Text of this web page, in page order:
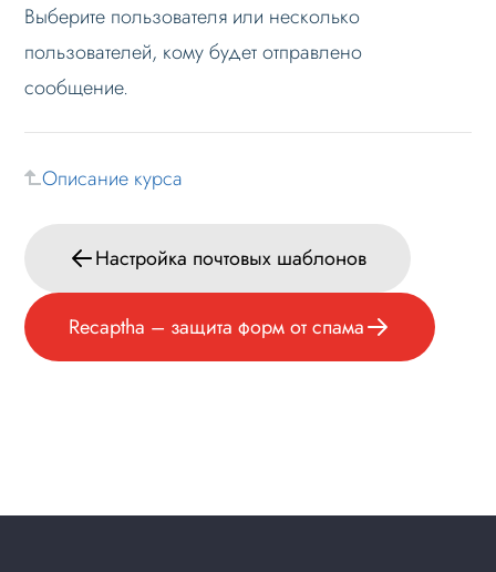
Выберите пользователя или несколько
пользователей, кому будет отправлено
сообщение.
Описание курса
Настройка почтовых шаблонов
Recaptha – защита форм от спама